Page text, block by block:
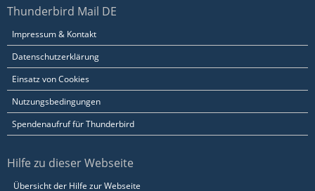
Thunderbird Mail DE
Impressum & Kontakt
Datenschutzerklärung
Einsatz von Cookies
Nutzungsbedingungen
Spendenaufruf für Thunderbird
Hilfe zu dieser Webseite
Übersicht der Hilfe zur Webseite